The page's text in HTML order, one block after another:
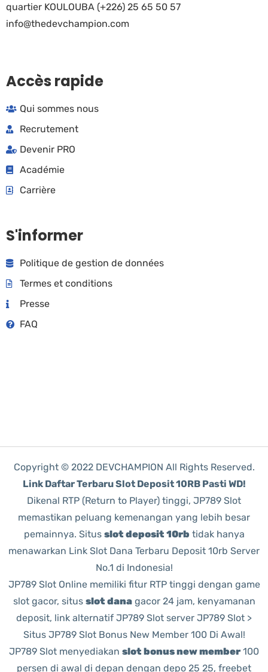
quartier KOULOUBA (+226) 25 65 50 57
info@thedevchampion.com
Accès rapide
Qui sommes nous
Recrutement
Devenir PRO
Académie
Carrière
S'informer
Politique de gestion de données
Termes et conditions
Presse
FAQ
Copyright © 2022 DEVCHAMPION All Rights Reserved.
Link Daftar Terbaru Slot Deposit 10RB Pasti WD!
Dikenal RTP (Return to Player) tinggi, JP789 Slot
memastikan peluang kemenangan yang lebih besar
pemainnya. Situs slot deposit 10rb tidak hanya
menawarkan Link Slot Dana Terbaru Deposit 10rb Server
No.1 di Indonesia!
JP789 Slot Online memiliki fitur RTP tinggi dengan game
slot gacor, situs slot danagacor 24 jam, kenyamanan
deposit, link alternatif JP789 Slot server JP789 Slot >
Situs JP789 Slot Bonus New Member 100 Di Awal!
JP789 Slot menyediakan slot bonus new member 100
persen di awal di depan dengan depo 25 25, freebet